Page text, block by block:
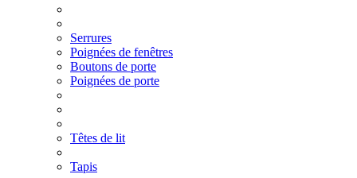
Serrures
Poignées de fenêtres
Boutons de porte
Poignées de porte
Têtes de lit
Tapis